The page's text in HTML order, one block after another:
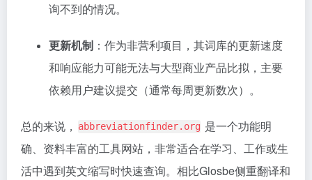
询不到的情况。
更新机制 ：作为非营利项目，其词库的更新速度
和响应能力可能无法与大型商业产品比拟，主要
依赖用户建议提交（通常每周更新数次） 。
总的来说， abbreviationfinder.org 是一个功能明
确、资料丰富的工具网站，非常适合在学习、工作或生
活中遇到英文缩写时快速查询。相比Glosbe侧重翻译和